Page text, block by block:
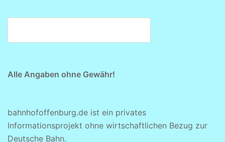
Alle Angaben ohne Gewähr!
bahnhofoffenburg.de ist ein privates
Informationsprojekt ohne wirtschaftlichen Bezug zur
Deutsche Bahn.